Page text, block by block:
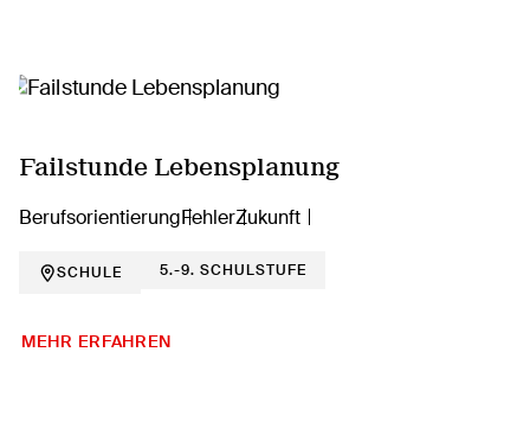
Failstunde Lebensplanung
BerufsorientierungFehlerZukunft
SCHULE 5.-9. SCHULSTUFE
MEHR ERFAHREN